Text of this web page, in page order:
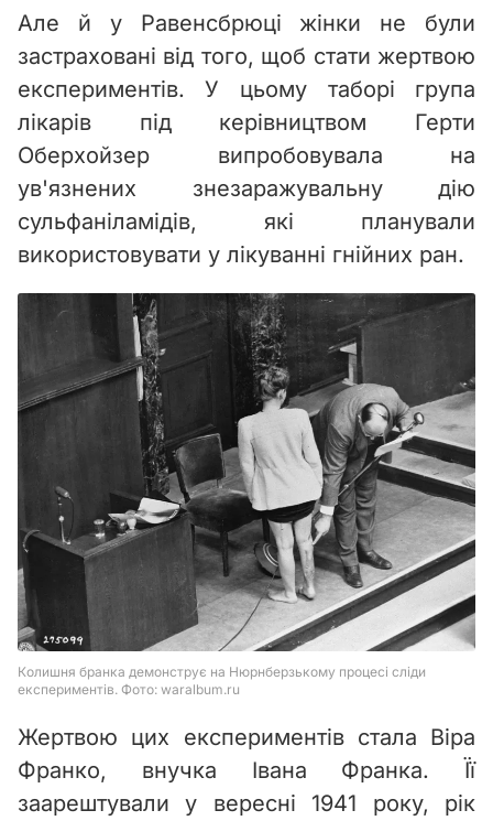
Але й у Равенсбрюці жінки не були
застраховані від того, щоб стати жертвою
експериментів. У цьому таборі група
лікарів під керівництвом Герти
Оберхойзер випробовувала на
ув'язнених знезаражувальну дію
сульфаніламідів, які планували
використовувати у лікуванні гнійних ран.
Жертвою цих експериментів стала Віра
Франко, внучка Івана Франка. Її
заарештували у вересні 1941 року, рік